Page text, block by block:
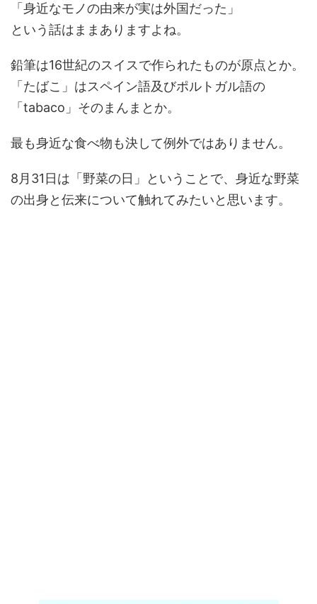
「身近なモノの由来が実は外国だった」
という話はままありますよね。
鉛筆は16世紀のスイスで作られたものが原点とか。
「たばこ」はスペイン語及びポルトガル語の
「tabaco」そのまんまとか。
最も身近な食べ物も決して例外ではありません。
8月31日は「野菜の日」ということで、身近な野菜
の出身と伝来について触れてみたいと思います。